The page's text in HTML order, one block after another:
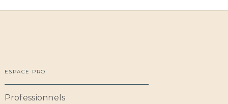
ESPACE PRO
Professionnels